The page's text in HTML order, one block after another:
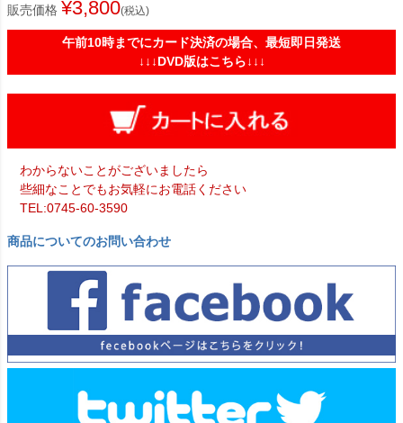
販売価格 ¥3,800 税込
午前10時までにカード決済の場合、最短即日発送
↓↓↓DVD版はこちら↓↓↓
わからないことがございましたら
些細なことでもお気軽にお電話ください
TEL:0745-60-3590
商品についてのお問い合わせ